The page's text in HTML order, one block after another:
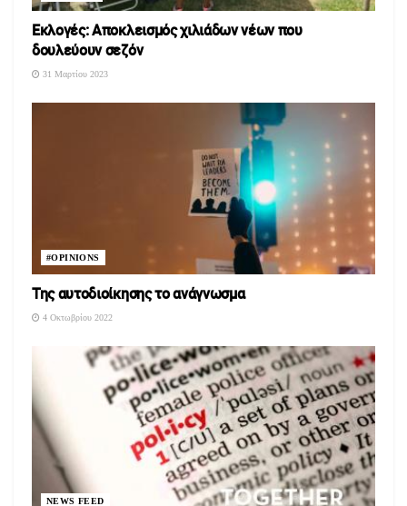
Εκλογές: Αποκλεισμός χιλιάδων νέων που
δουλεύουν σεζόν
31 Μαρτίου 2023
#OPINIONS
Της αυτοδιοίκησης το ανάγνωσμα
4 Οκτωβρίου 2022
NEWS FEED